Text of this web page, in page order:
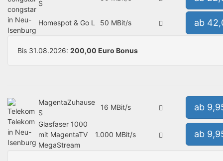
congstar
in Neu-
Isenburg
S
Homespot & Go L 50 MBit/s ab
Bis 31.08.2026: 200,00 Euro Bonus
Telekom
in Neu-
Isenburg
MagentaZuhause
S
16 MBit/s ab
Glasfaser 1000
mit MagentaTV
MegaStream
1.000 MBit/s ab